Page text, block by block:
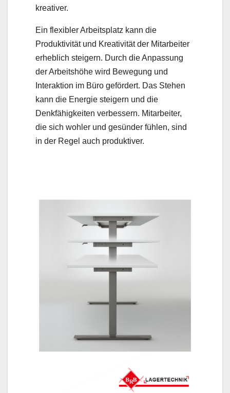
kreativer.
Ein flexibler Arbeitsplatz kann die
Produktivität und Kreativität der Mitarbeiter
erheblich steigern. Durch die Anpassung
der Arbeitshöhe wird Bewegung und
Interaktion im Büro gefördert. Das Stehen
kann die Energie steigern und die
Denkfähigkeiten verbessern. Mitarbeiter,
die sich wohler und gesünder fühlen, sind
in der Regel auch produktiver.